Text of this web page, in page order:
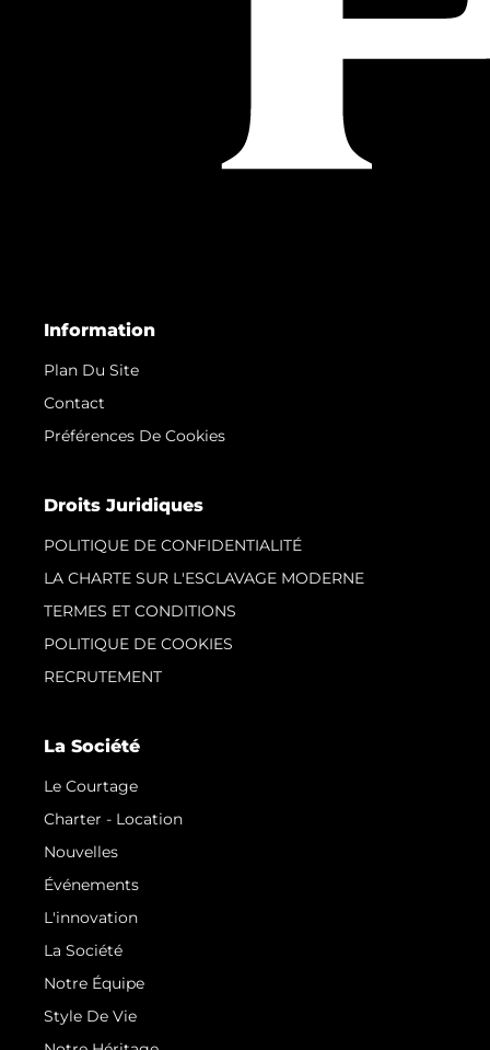
Information
Plan Du Site
Contact
Préférences De Cookies
Droits Juridiques
POLITIQUE DE CONFIDENTIALITÉ
LA CHARTE SUR L'ESCLAVAGE MODERNE
TERMES ET CONDITIONS
POLITIQUE DE COOKIES
RECRUTEMENT
La Société
Le Courtage
Charter - Location
Nouvelles
Événements
L'innovation
La Société
Notre Équipe
Style De Vie